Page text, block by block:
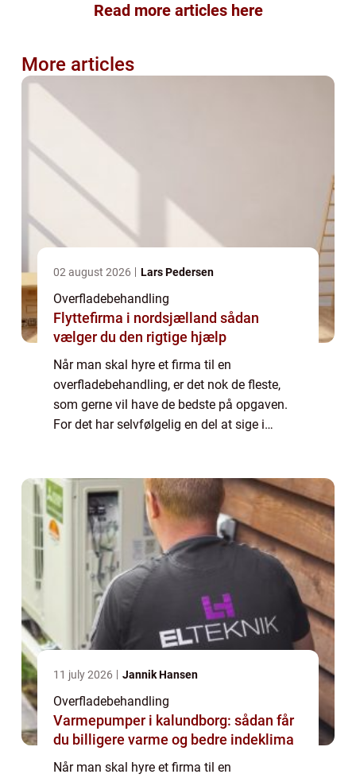
Read more articles here
More articles
02 august 2026 Lars Pedersen
Overfladebehandling
Flyttefirma i nordsjælland sådan
vælger du den rigtige hjælp
Når man skal hyre et firma til en
overfladebehandling, er det nok de fleste,
som gerne vil have de bedste på opgaven.
For det har selvfølgelig en del at sige i
du s...
11 july 2026 Jannik Hansen
Overfladebehandling
Varmepumper i kalundborg: sådan får
du billigere varme og bedre indeklima
Når man skal hyre et firma til en